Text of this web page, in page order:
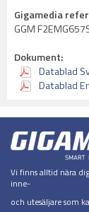
Gigamedia
GGM
Dokument:
Datablad
Datablad
Vi finns alltid nära
inne-
och utesäljare som